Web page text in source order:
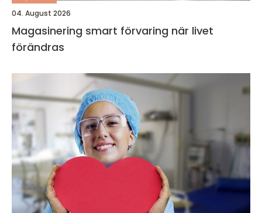
04. August 2026
Magasinering smart förvaring när livet
förändras